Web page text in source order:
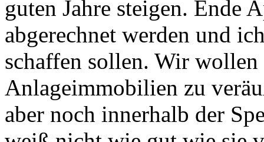
guten Jahre steigen. Ende
abgerechnet werden und
schaffen sollen. Wir wollen
Anlageimmobilien zu
aber noch innerhalb der